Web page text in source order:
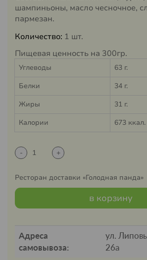
шампиньоны, масло чесночное,
пармезан.
Количество: 1 шт.
Пищевая ценность на 300гр.
Углеводы
63 г.
Белки
34 г.
Жиры
31 г.
Калории
673 ккал.
- +
Ресторан доставки «Голодная панда»
в корзину
Адреса
самовывоза:
ул.
26а